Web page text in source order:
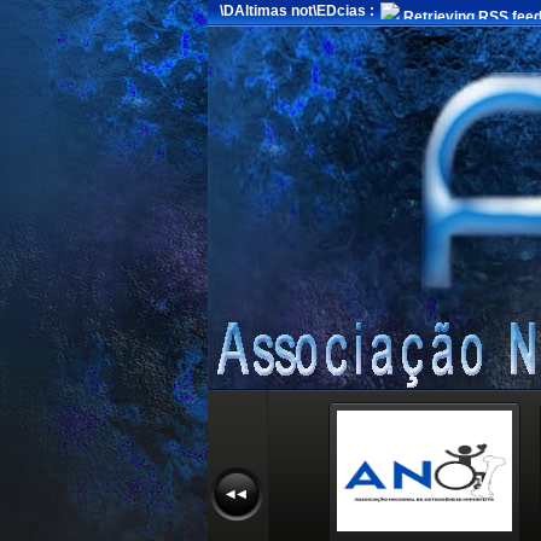
\DAltimas not\EDcias : Retrieving RSS